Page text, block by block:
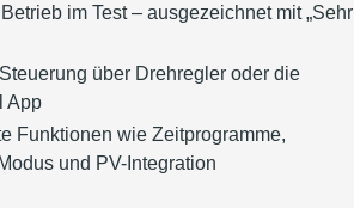
im Test – ausgezeichnet mit „Sehr
über Drehregler oder die
App
Funktionen wie Zeitprogramme,
und PV-Integration